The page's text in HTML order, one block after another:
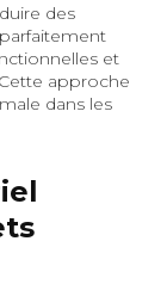
des
et
approche
dans les